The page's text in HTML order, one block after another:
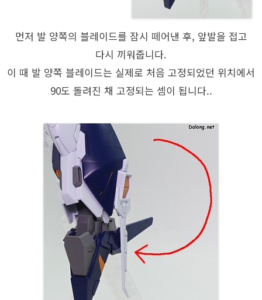
먼저 발 양쪽의 블레이드를 잠시 떼어낸 후, 앞발을 접고
다시 끼워줍니다.
이 때 발 양쪽 블레이드는 실제로 처음 고정되었던 위치에서
90도 돌려진 채 고정되는 셈이 됩니다..